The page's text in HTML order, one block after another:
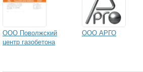
ООО Поволжский
центр газобетона
ООО АРГО